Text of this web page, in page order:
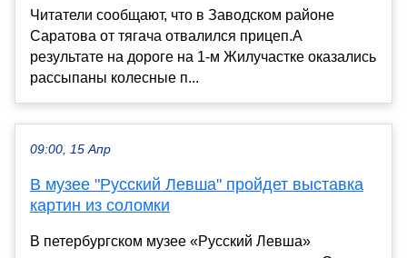
Читатели сообщают, что в Заводском районе
Саратова от тягача отвалился прицеп.А
результате на дороге на 1-м Жилучастке оказались
рассыпаны колесные п...
09:00, 15 Апр
В музее "Русский Левша" пройдет выставка
картин из соломки
В петербургском музее «Русский Левша»